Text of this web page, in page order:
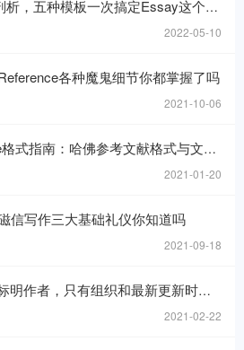
五种模板一次搞定Essay这个“八股文”
2022-05-10
各种魔鬼细节你都掌握了吗
2021-10-06
南：哈佛参考文献格式与文内引用格式
2021-01-20
信写作三大基础礼仪你知道吗
2021-09-18
组织和最新更新时间的网页，在reference list里要怎么写
2021-02-22